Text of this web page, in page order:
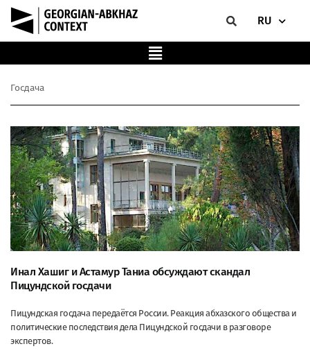
RU
Госдача
Инал Хашиг и Астамур Таниа обсуждают скандал
Пицундской госдачи
Пицундская госдача передаётся России. Реакция абхазского общества и
политические последствия дела Пицундской госдачи в разговоре
экспертов.